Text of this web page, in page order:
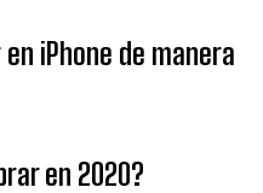
iPhone de manera
en 2020?